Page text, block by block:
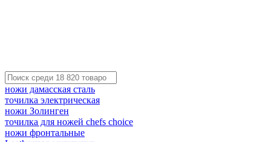
ножи дамасская сталь
точилка электрическая
ножи Золинген
точилка для ножей chefs choice
ножи фронтальные